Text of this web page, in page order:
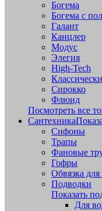
Богема
Богема с
Галант
Канцлер
Модус
Элегия
High-Tech
Сирокко
Флюид
Посмотреть все
Сантехника
Сифоны
Трапы
Фановые
Гофры
Обвязка для
Подводки
Показать
Для